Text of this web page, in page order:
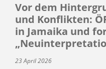
Vor dem
und Konflikten:
in Jamaika und
23 April 2026